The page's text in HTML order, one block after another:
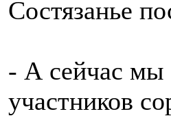
Состязанье
- А сейчас мы
участников